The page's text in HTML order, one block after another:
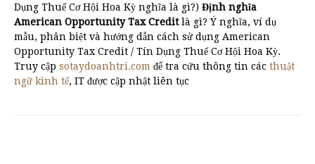
Dụng Thuế Cơ Hội Hoa Kỳ nghĩa là gì?) Định nghĩa
American Opportunity Tax Creditlà gì? Ý nghĩa, ví dụ
mẫu, phân biệt và hướng dẫn cách sử dụng American
Opportunity Tax Credit / Tín Dụng Thuế Cơ Hội Hoa Kỳ.
Truy cập sotaydoanhtri.com để tra cứu thông tin các thuật
ngữ kinh tế, IT được cập nhật liên tục